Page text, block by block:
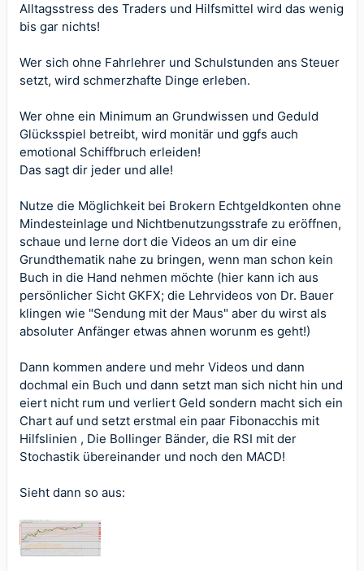
Alltagsstress des Traders und Hilfsmittel wird das wenig
bis gar nichts!
Wer sich ohne Fahrlehrer und Schulstunden ans Steuer
setzt, wird schmerzhafte Dinge erleben.
Wer ohne ein Minimum an Grundwissen und Geduld
Glücksspiel betreibt, wird monitär und ggfs auch
emotional Schiffbruch erleiden!
Das sagt dir jeder und alle!
Nutze die Möglichkeit bei Brokern Echtgeldkonten ohne
Mindesteinlage und Nichtbenutzungsstrafe zu eröffnen,
schaue und lerne dort die Videos an um dir eine
Grundthematik nahe zu bringen, wenn man schon kein
Buch in die Hand nehmen möchte (hier kann ich aus
persönlicher Sicht GKFX; die Lehrvideos von Dr. Bauer
klingen wie "Sendung mit der Maus" aber du wirst als
absoluter Anfänger etwas ahnen worunm es geht!)
Dann kommen andere und mehr Videos und dann
dochmal ein Buch und dann setzt man sich nicht hin und
eiert nicht rum und verliert Geld sondern macht sich ein
Chart auf und setzt erstmal ein paar Fibonacchis mit
Hilfslinien , Die Bollinger Bänder, die RSI mit der
Stochastik übereinander und noch den MACD!
Sieht dann so aus: